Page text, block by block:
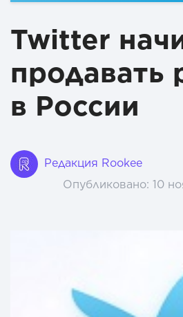
Twitter
продавать
в России
Редакция Rookee
Опубликовано: 10